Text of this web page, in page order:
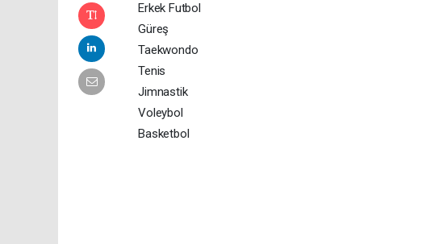
Erkek Futbol
Güreş
Taekwondo
Tenis
Jimnastik
Voleybol
Basketbol